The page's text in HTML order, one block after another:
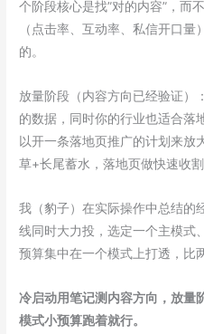
个阶段核心是找”对的内容”，而
（点击率、互动率、私信开口
的。
放量阶段（内容方向已经验证）
的数据，同时你的行业也适合落
以开一条落地页推广的计划来放
草+长尾蓄水，落地页做快速收割
我（豹子）在实际操作中总结的
线同时大力投，选定一个主模式
预算集中在一个模式上打透，比
冷启动用笔记测内容方向，放量
模式小预算跑着就行。